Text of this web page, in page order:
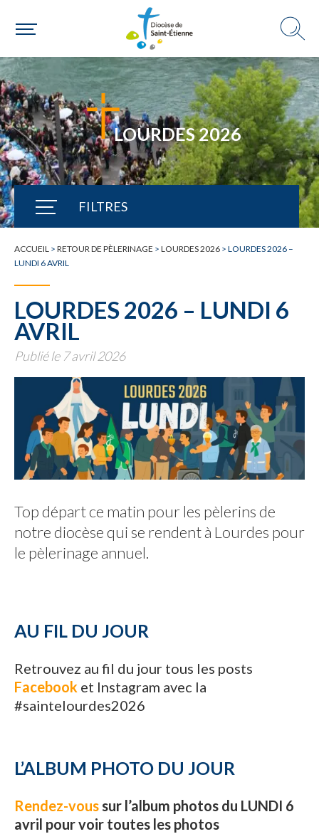
LOURDES 2026
FILTRES
TOUTE L'ACTUALITÉ
ACCUEIL > RETOUR DE PÈLERINAGE > LOURDES 2026 > LOURDES 2026 –
LUNDI 6 AVRIL
LOURDES 2026 – LUNDI 6
AVRIL
Publié le 7 avril 2026
Top départ ce matin pour les pèlerins de
notre diocèse qui se rendent à Lourdes pour
le pèlerinage annuel.
AU FIL DU JOUR
Retrouvez au fil du jour tous les posts
Facebook et Instagram avec la
#saintelourdes2026
L’ALBUM PHOTO DU JOUR
Rendez-voussur l’album photos du LUNDI 6
avril pour voir toutes les photos